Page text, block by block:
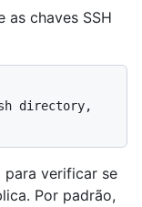
as chaves SSH
verificar se
Por padrão,